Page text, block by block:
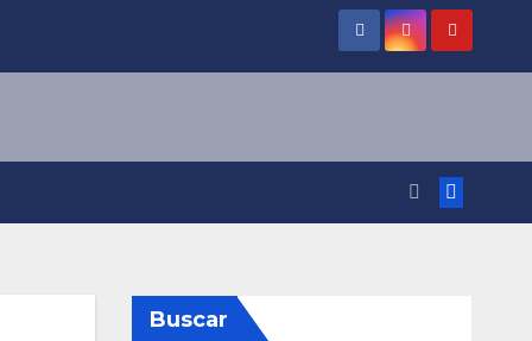
Buscar